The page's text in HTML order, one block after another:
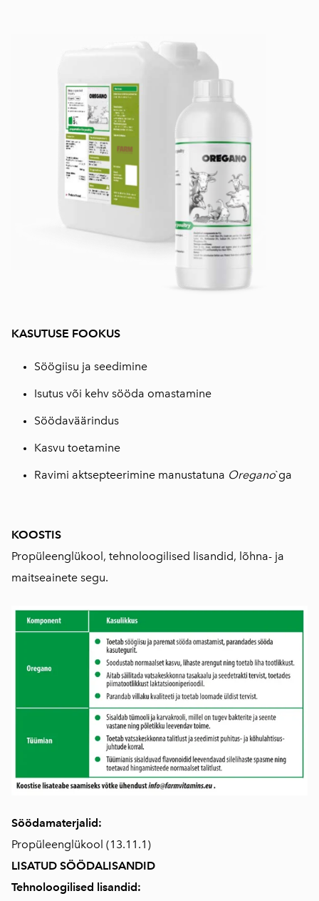
KASUTUSE FOOKUS
Söögiisu ja seedimine
Isutus või kehv sööda omastamine
Söödaväärindus
Kasvu toetamine
Ravimi aktsepteerimine manustatuna Oregano`ga
KOOSTIS
Propüleenglükool, tehnoloogilised lisandid, lõhna- ja
maitseainete segu.
Söödamaterjalid:
Propüleenglükool (13.11.1)
LISATUD SÖÖDALISANDID
Tehnoloogilised lisandid: